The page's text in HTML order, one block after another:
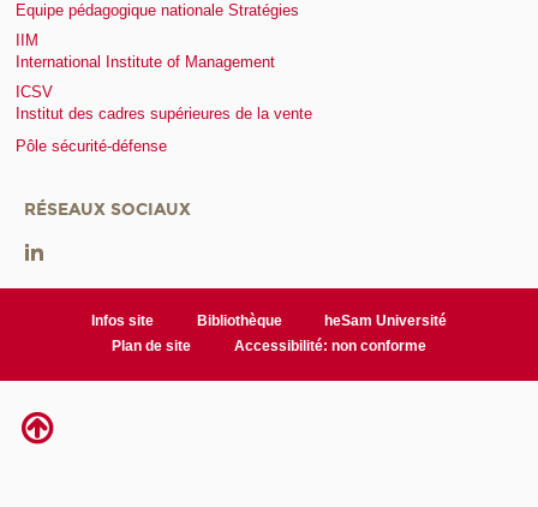
Equipe pédagogique nationale Stratégies
IIM
International Institute of Management
ICSV
Institut des cadres supérieures de la vente
Pôle sécurité-défense
RÉSEAUX SOCIAUX
Infos site Bibliothèque
heSam Université
Plan de site
Accessibilité: non conforme